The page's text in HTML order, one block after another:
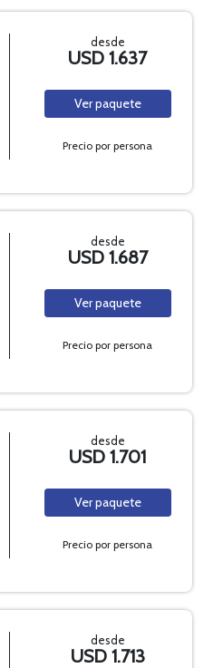
desde
USD 1.637
Verpaquete
Precio por persona
desde
USD 1.687
Verpaquete
Precio por persona
desde
USD 1.701
Verpaquete
Precio por persona
desde
USD 1.713